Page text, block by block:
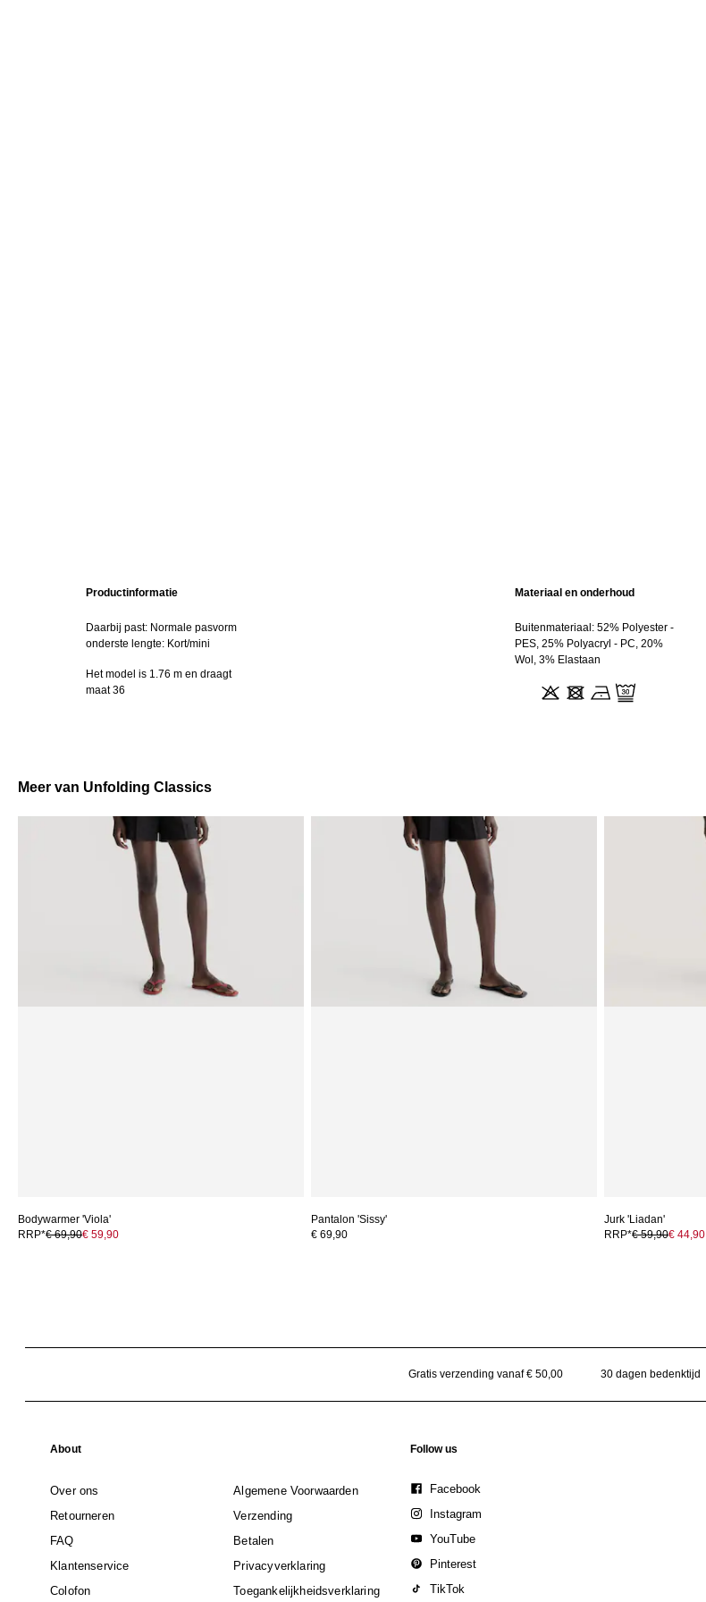
Productinformatie
Daarbij past: Normale pasvorm
onderste lengte: Kort/mini
Het model is 1.76 m en draagt
maat 36
Materiaal en onderhoud
Buitenmateriaal: 52% Polyester -
PES, 25% Polyacryl - PC, 20%
Wol, 3% Elastaan
Meer van Unfolding Classics
Bodywarmer 'Viola'
RRP*€ 69,90€ 59,90
Pantalon 'Sissy'
€ 69,90
Jurk 'Liadan'
RRP*€ 59,90€ 44,90
Gratis verzending vanaf € 50,00 30 dagen bedenktijd
About
Over ons
Algemene Voorwaarden
Retourneren
Verzending
FAQ
Betalen
Klantenservice
Privacyverklaring
Colofon
Toegankelijkheidsverklaring
Follow us
Facebook
Instagram
YouTube
Pinterest
TikTok